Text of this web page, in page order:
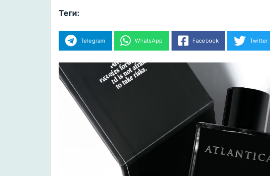
Теги:
Telegram WhatsApp Facebook Twitter